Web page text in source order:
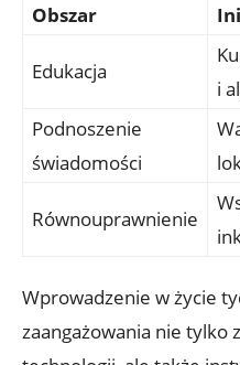
Obszar
Edukacja
i
Podnoszenie
świadomości
Równouprawnienie
Wprowadzenie w życie
zaangażowania nie tylko